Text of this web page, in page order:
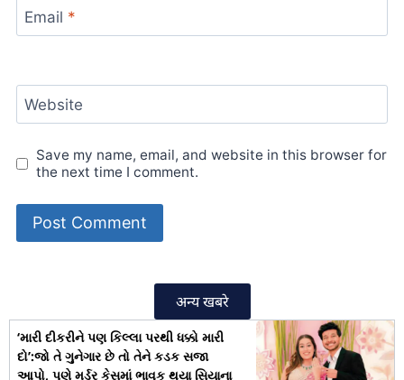
Email *
Website
Save my name, email, and website in this browser for
the next time I comment.
अन्य खबरे
‘મારી દીકરીને પણ કિલ્લા પરથી ધક્કો મારી
દો’:જો તે ગુનેગાર છે તો તેને કડક સજા
આપો, પુણે મર્ડર કેસમાં ભાવુક થયા સિયાના